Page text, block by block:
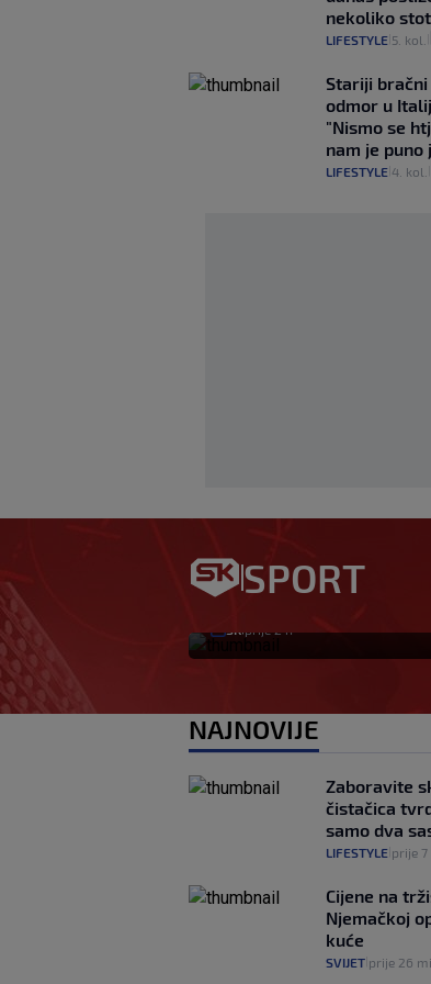
nekoliko
LIFESTYLE 5. kol.
Stariji
odmor u
"Nismo se
nam je puno
LIFESTYLE 4. kol.
SPORT
Ovo se
godina
SK prije 2 h
NAJNOVIJE
Zaboravite
čistačica
samo dva
LIFESTYLE prije 7
Cijene na
Njemačkoj
kuće
SVIJET prije 26